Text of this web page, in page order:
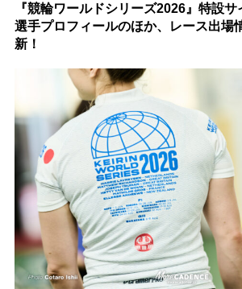
『競輪ワールドシリーズ2026』特設サ
選手プロフィールのほか、レース出場
新！